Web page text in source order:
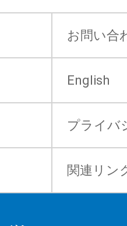
お問い合
English
プライバ
関連リン